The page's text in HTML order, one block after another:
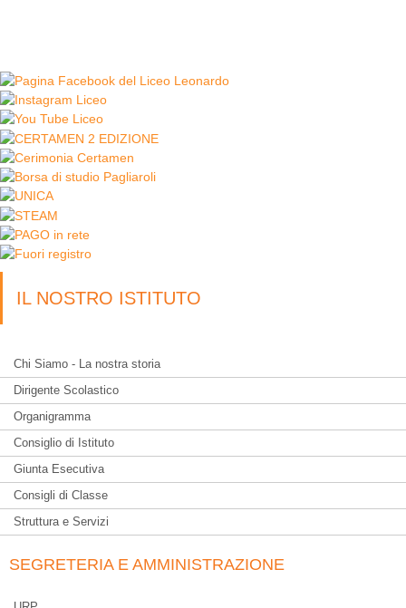
IL NOSTRO ISTITUTO
Chi Siamo - La nostra storia
Dirigente Scolastico
Organigramma
Consiglio di Istituto
Giunta Esecutiva
Consigli di Classe
Struttura e Servizi
SEGRETERIA E AMMINISTRAZIONE